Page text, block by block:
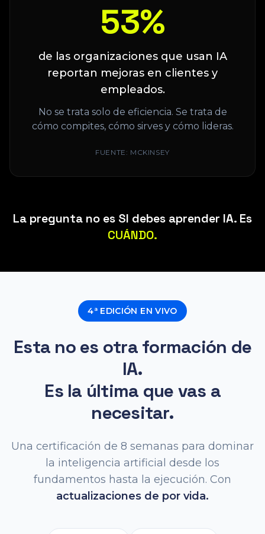
64%
de las organizaciones que usan IA
reportan mejoras en clientes y
empleados.
No se trata solo de eficiencia. Se trata de
cómo compites, cómo sirves y cómo lideras.
FUENTE: MCKINSEY
La pregunta no es SI debes aprender IA. Es
CUÁNDO.
4ª EDICIÓN EN VIVO
Esta no es otra formación de
IA.
Es la última que vas a
necesitar.
Una certificación de 8 semanas para dominar
la inteligencia artificial desde los
fundamentos hasta la ejecución. Con
actualizaciones de por vida.